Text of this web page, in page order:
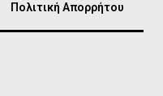
Πολιτική Απορρήτου